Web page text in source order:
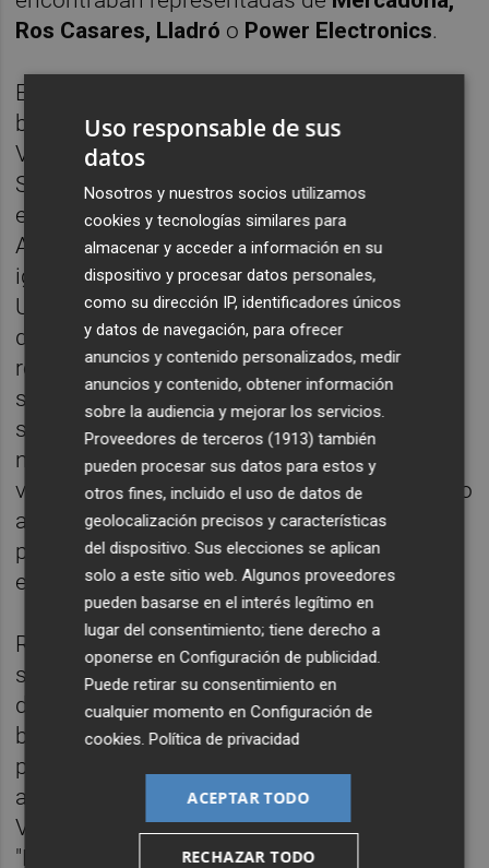
Ros Casares, Lladró o Power Electronics.
El inicio de la reunión fue precedido de una
breve intervención en la que la alcaldesa de
Valencia dio la bienvenida al embajador
Solomont yagradeció a los representantes
empresariales su presencia en el
Ayuntamiento de Valencia. Rita Barberá, al
igual que había hecho por la mañana en la
Universidad Politécnica, expresó al
diplomático norteamericano, en nombre y
representación de todos los valencianos, "el
sentimiento de repulsa, condolencia y
solidaridad con todo el pueblo
norteamericano" y especialmente con las
víctimas y familiares del atentado perpetrado
ayer durante elMaratón de Boston, que es
precisamente la ciudad de origen del
embajador norteamericano en España.
Rita Barberá afirmóo que "los españoles
sabemos muy bien lo que es sentir el
desgarro del terror y la impotencia ante la
barbarie indiscriminada de quienes
perpetran atentados como el de Boston",
antes de resaltar la importancia de que
Valencia cuente con unAmerican Space
"Hoy se abre una gran puerta en Valencia
Uso responsable de sus
datos
Nosotros y nuestros socios utilizamos
cookies y tecnologías similares para
almacenar y acceder a información en su
dispositivo y procesar datos personales,
como su dirección IP, identificadores únicos
y datos de navegación, para ofrecer
anuncios y contenido personalizados, medir
anuncios y contenido, obtener información
sobre la audiencia y mejorar los servicios.
Proveedores de terceros (1913) también
pueden procesar sus datos para estos y
otros fines, incluido el uso de datos de
geolocalización precisos y características
del dispositivo. Sus elecciones se aplican
solo a este sitio web. Algunos proveedores
pueden basarse en el interés legítimo en
lugar del consentimiento; tiene derecho a
oponerse enConfiguración de publicidad
Puede retirar su consentimiento en
cualquier momento enConfiguración de
cookies .Política de privacidad
ACEPTAR TODO
RECHAZAR TODO